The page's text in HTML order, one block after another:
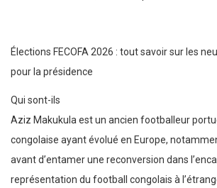
Élections FECOFA 2026 : tout savoir sur les
pour la présidence
Qui sont-ils
Aziz Makukula est un ancien footballeur
congolaise ayant évolué en Europe,
avant d’entamer une reconversion dans
représentation du football congolais à